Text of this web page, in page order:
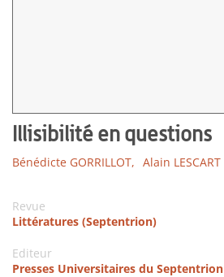
Illisibilité en questions
Bénédicte GORRILLOT, Alain LESCART
Revue
Littératures (Septentrion)
Editeur
Presses Universitaires du Septentrion